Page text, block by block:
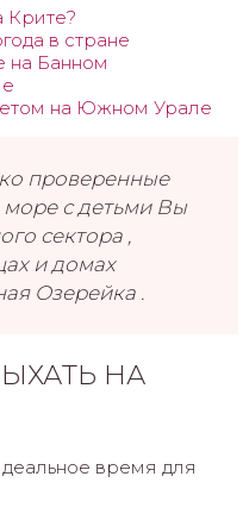
Крите?
в стране
на Банном
на Южном Урале
проверенные
море с детьми Вы
сектора ,
и домах
Озерейка .
НА
время для